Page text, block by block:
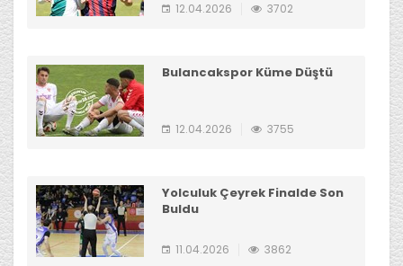
12.04.2026 3702
Bulancakspor Küme Düştü
12.04.2026 3755
Yolculuk Çeyrek Finalde Son
Buldu
11.04.2026 3862